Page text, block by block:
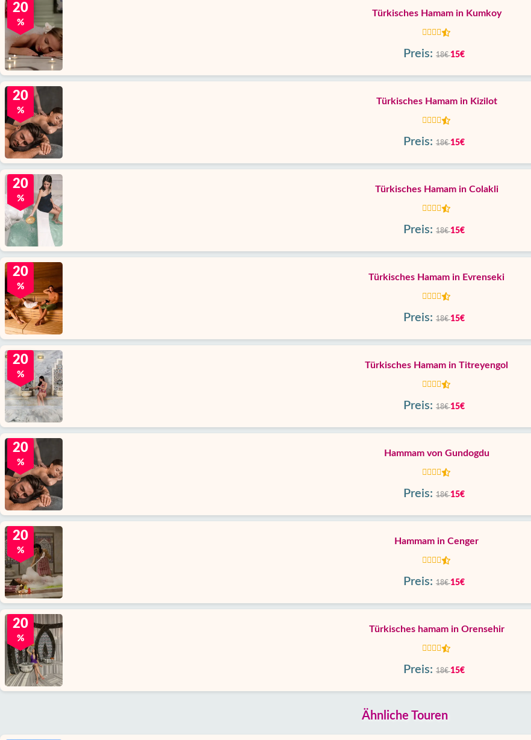
Türkisches Hamam in Kumkoy
20
%
Preis: 18€15€
Türkisches Hamam in Kizilot
20
%
Preis: 18€15€
Türkisches Hamam in Colakli
20
%
Preis: 18€15€
Türkisches Hamam in Evrenseki
20
%
Preis: 18€15€
Türkisches Hamam in Titreyengol
20
%
Preis: 18€15€
Hammam von Gundogdu
20
%
Preis: 18€15€
Hammam in Cenger
20
%
Preis: 18€15€
Türkisches hamam in Orensehir
20
%
Preis: 18€15€
Ähnliche Touren